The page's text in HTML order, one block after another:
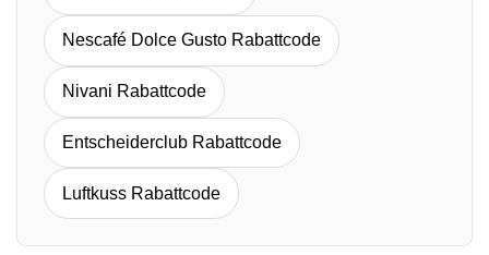
Nescafé Dolce Gusto Rabattcode
Nivani Rabattcode
Entscheiderclub Rabattcode
Luftkuss Rabattcode